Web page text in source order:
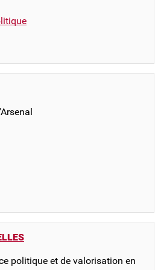
politique et de valorisation en